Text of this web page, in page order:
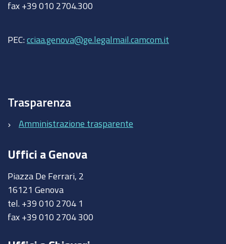
fax +39 010 2704.300
PEC: cciaa.genova@ge.legalmail.camcom.it
Trasparenza
Amministrazione trasparente
Uffici a Genova
Piazza De Ferrari, 2
16121 Genova
tel. +39 010 2704 1
fax +39 010 2704 300